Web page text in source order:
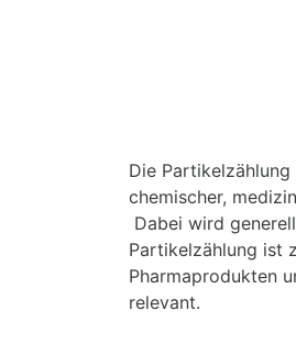
Die
chemischer,
Dabei wird
Partikelzählung ist
Pharmaprodukten
relevant.